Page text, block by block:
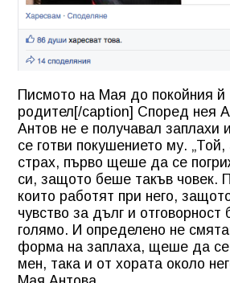
Писмото на Мая до покойния й
родител[/caption] Според нея
Антов не е получавал заплахи
се готви покушението му. „Той,
страх, първо щеше да се
си, защото беше такъв човек.
които работят при него,
чувство за дълг и отговорност
голямо. И определено не
форма на заплаха, щеше да се
мен, така и от хората около